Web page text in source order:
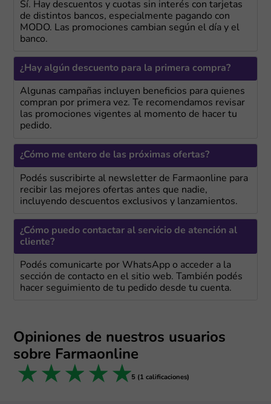
Sí. Hay descuentos y cuotas sin interés con tarjetas
de distintos bancos, especialmente pagando con
MODO. Las promociones cambian según el día y el
banco.
¿Hay algún descuento para la primera compra?
Algunas campañas incluyen beneficios para quienes
compran por primera vez. Te recomendamos revisar
las promociones vigentes al momento de hacer tu
pedido.
¿Cómo me entero de las próximas ofertas?
Podés suscribirte al newsletter de Farmaonline para
recibir las mejores ofertas antes que nadie,
incluyendo descuentos exclusivos y lanzamientos.
¿Cómo puedo contactar al servicio de atención al
cliente?
Podés comunicarte por WhatsApp o acceder a la
sección de contacto en el sitio web. También podés
hacer seguimiento de tu pedido desde tu cuenta.
Opiniones de nuestros usuarios
sobre Farmaonline
5 stars
4 stars
3 stars
2 stars
1 star 5 (1 calificaciones)